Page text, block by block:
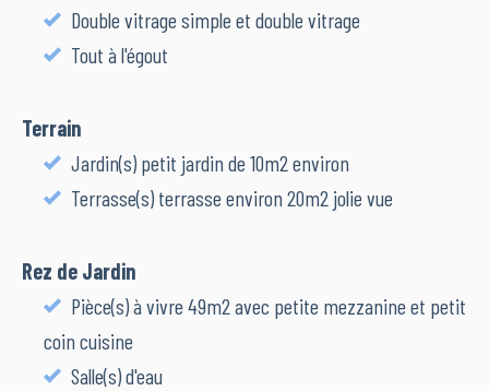
Double vitrage simple et double vitrage
Tout à l'égout
Terrain
Jardin(s) petit jardin de 10m2 environ
Terrasse(s) terrasse environ 20m2 jolie vue
Rez de Jardin
Pièce(s) à vivre 49m2 avec petite mezzanine et petit
coin cuisine
Salle(s) d'eau